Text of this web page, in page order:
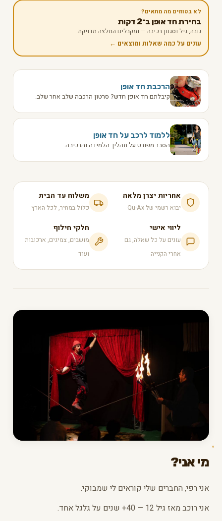
לא בטוחים מה מתאים?
בחירת חד אופן ב־2 דקות
גובה, גיל וסגנון רכיבה — ומקבלים המלצה מדויקת.
עונים על כמה שאלות ומוצאים ←
הרכבת חד אופן
קיבלתם חד אופן חדש? סרטון הרכבה שלב אחר שלב.
ללמוד לרכב על חד אופן
הסבר מפורט על תהליך הלמידה והרכיבה.
אחריות יצרן מלאה
יבוא רשמי של Qu-Ax
משלוח עד הבית
כלול במחיר, לכל הארץ
ליווי אישי
עונים על כל שאלה, גם
אחרי הקנייה
חלקי חילוף
מושבים, צמיגים, ארכובות
ועוד
מי אני?
אני רפי, החברים שלי קוראים לי שמבוקי.
אני רוכב מאז גיל 12 — 40+ שנים על גלגל אחד.